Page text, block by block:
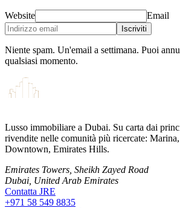
Website Email
Iscriviti
Niente spam. Un'email a settimana. Puoi
qualsiasi momento.
Lusso immobiliare a Dubai. Su carta dai
rivendite nelle comunità più ricercate:
Downtown, Emirates Hills.
Emirates Towers, Sheikh Zayed Road
Dubai, United Arab Emirates
Contatta JRE
+971 58 549 8835